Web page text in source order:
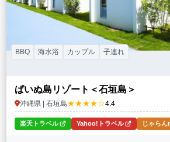
ぱいぬ島リゾート＜石垣島＞
沖縄県 | 石垣島★★★★☆4.4
BBQ 海水浴 カップル 子連れ
楽天トラベル Yahoo!トラベル じゃらん